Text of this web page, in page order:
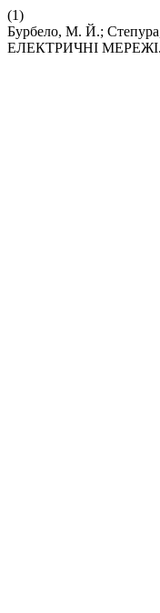
(1)
Бурбело, М. Й.;
ЕЛЕКТРИЧНІ МЕРЕЖІ.